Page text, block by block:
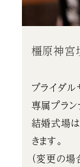
橿原神宮
ブライダル
専属プラン
結婚式場
きます。
（変更の場